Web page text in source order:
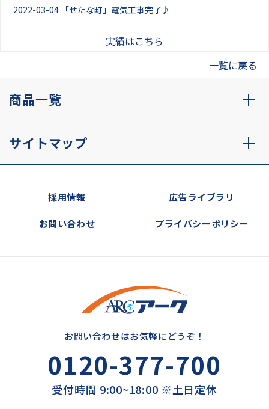
2022-03-04 「せたな町」電気工事完了♪
実績はこちら
一覧に戻る
商品一覧
サイトマップ
採用情報 広告ライブラリ
お問い合わせ プライバシーポリシー
お問い合わせはお気軽にどうぞ！
0120-377-700
受付時間 9:00~18:00 ※土日定休